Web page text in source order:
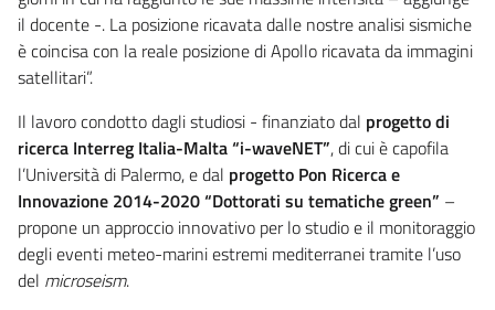
il docente -. La posizione ricavata dalle nostre analisi sismiche
è coincisa con la reale posizione di Apollo ricavata da immagini
satellitari”.
Il lavoro condotto dagli studiosi - finanziato dal progetto di
ricerca Interreg Italia-Malta “i-waveNET”, di cui è capofila
l’Università di Palermo, e dal progetto Pon Ricerca e
Innovazione 2014-2020 “Dottorati su tematiche green” –
propone un approccio innovativo per lo studio e il monitoraggio
degli eventi meteo-marini estremi mediterranei tramite l’uso
del microseism.